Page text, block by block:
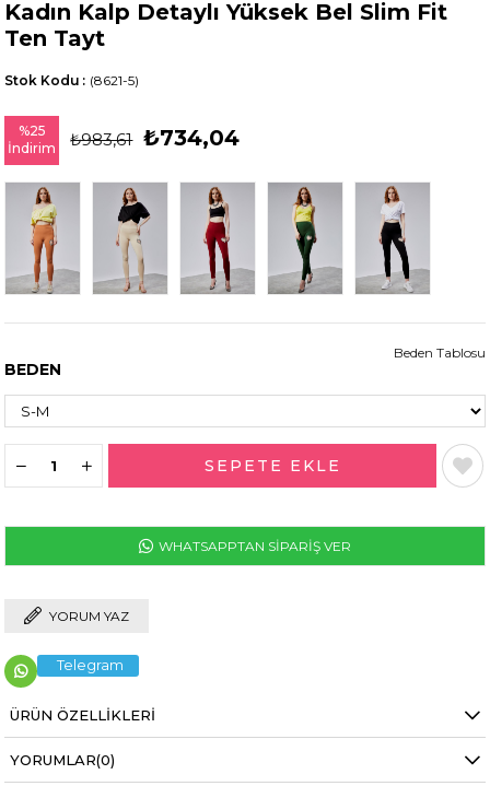
Kadın Kalp Detaylı Yüksek Bel Slim Fit
Ten Tayt
(8621-5)
Stok Kodu
%25
İndirim
₺983,61 ₺734,04
BEDEN
Beden Tablosu
WHATSAPPTAN SİPARİŞ VER
YORUM YAZ
Telegram
ÜRÜN ÖZELLIKLERI
YORUMLAR(0)